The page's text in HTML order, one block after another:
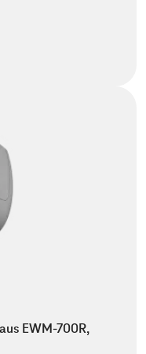
EWM-700R,